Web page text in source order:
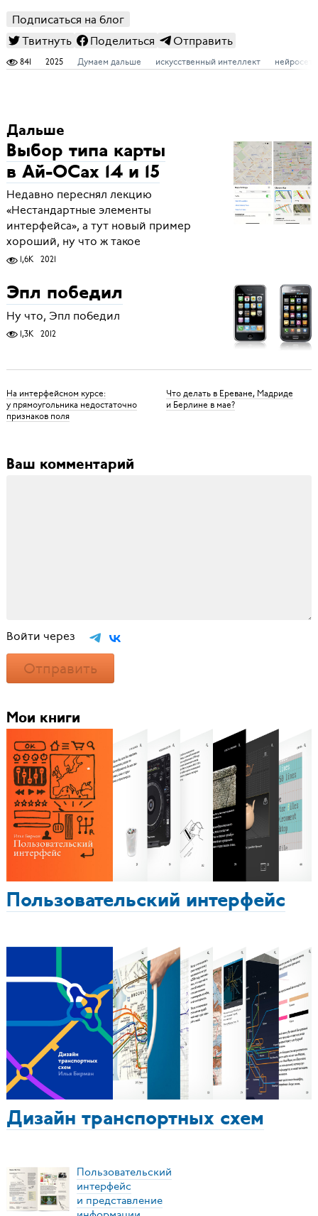
Подписаться на блог
Твитнуть
Поделиться Отправить
841 2025 Думаем дальше искусственный интеллект нейросети
Дальше
Выбор типа карты
в Ай-ОСах 14 и 15
Недавно переснял лекцию
«Нестандартные элементы
интерфейса», а тут новый пример
хороший, ну что ж такое
1,6K 2021
Эпл победил
Ну что, Эпл победил
1,3K 2012
На интерфейсном курсе:
у прямоугольника недостаточно
признаков поля
Что делать в Ереване, Мадриде
и Берлине в мае?
Ваш комментарий
Войти через
Отправить
Мои книги
Пользовательский интерфейс
Дизайн транспортных схем
Пользовательский
интерфейс
и представление